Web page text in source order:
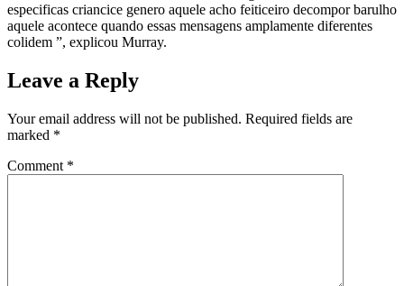
especificas criancice genero aquele acho feiticeiro decompor barulho
aquele acontece quando essas mensagens amplamente diferentes
colidem ”, explicou Murray.
Leave a Reply
Your email address will not be published. Required fields are
marked *
Comment *